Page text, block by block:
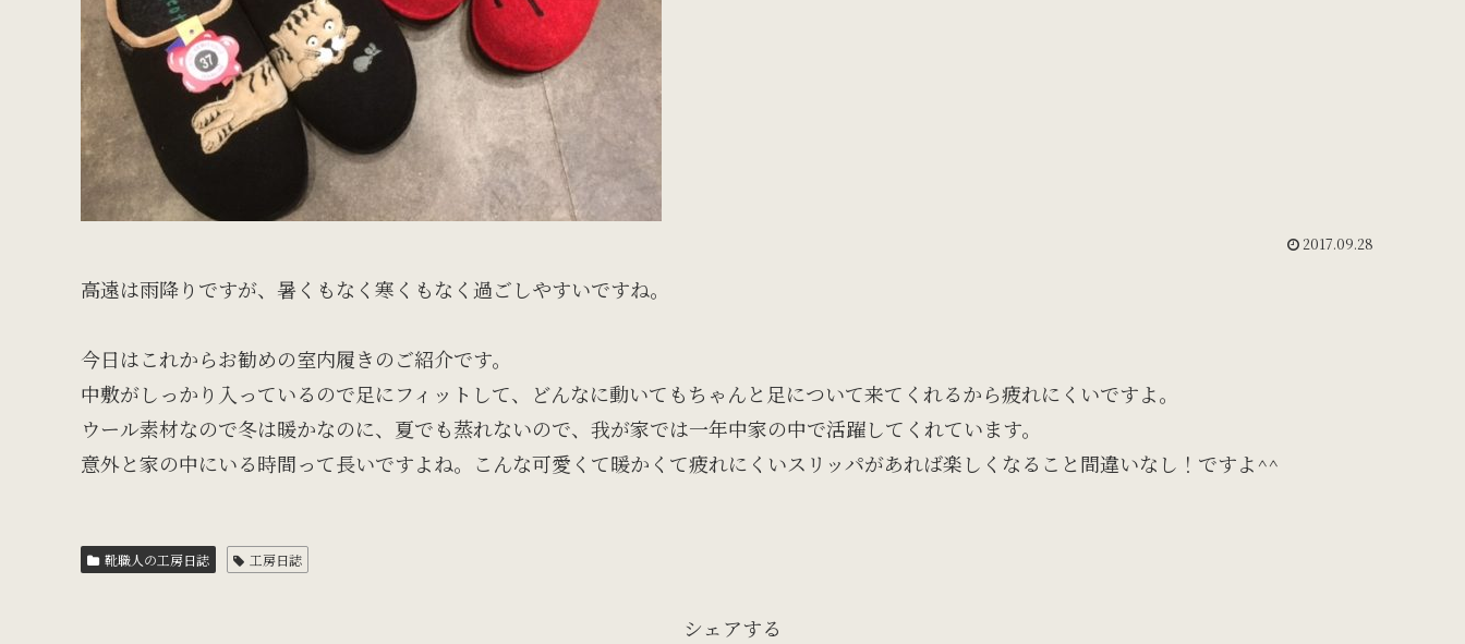
2017.09.28
高遠は雨降りですが、暑くもなく寒くもなく過ごしやすいですね。
今日はこれからお勧めの室内履きのご紹介です。
中敷がしっかり入っているので足にフィットして、どんなに動いてもちゃんと足について来てくれるから疲れにくいですよ。
ウール素材なので冬は暖かなのに、夏でも蒸れないので、我が家では一年中家の中で活躍してくれています。
意外と家の中にいる時間って長いですよね。こんな可愛くて暖かくて疲れにくいスリッパがあれば楽しくなること間違いなし！ですよ^^
靴職人の工房日誌 工房日誌
シェアする